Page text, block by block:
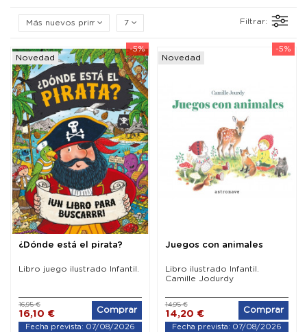
Más nuevos primero 7 Filtrar:
-5%
Novedad
¿Dónde está el pirata?
Libro juego ilustrado Infantil.
16,10 €
16,95 €
Comprar
Fecha prevista: 07/08/2026
-5%
Novedad
Juegos con animales
Libro ilustrado Infantil.
Camille Jodurdy
14,20 €
14,95 €
Comprar
Fecha prevista: 07/08/2026